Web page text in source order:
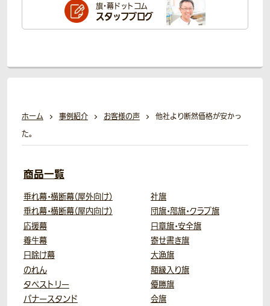
旗・幕ドットコム
スタッフブログ
ホーム 事例紹介 お客様の声
他社より断然価格が安かっ
た。
商品一覧
垂れ幕・横断幕（屋外向け）
垂れ幕・横断幕（屋内向け）
応援幕
養生幕
日除け幕
のれん
タペストリー
バナースタンド
社旗
団旗・部旗・クラブ旗
日章旗・安全旗
寄せ書き旗
大漁旗
額縁入り旗
優勝旗
会旗